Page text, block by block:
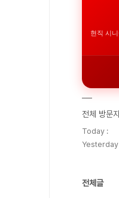
현직 시
전체 방문
Today :
Yesterday
전체글